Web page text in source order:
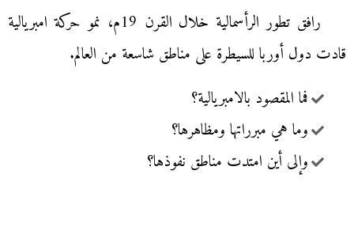
رافق تطور الرأسمالية خلال القرن 19م، نمو حركة امبريالية
قادت دول أوربا للسيطرة على مناطق شاسعة من العالم.
فما المقصود بالامبريالية؟
وما هي مبرراتها ومظاهرها؟
وإلى أين امتدت مناطق نفوذها؟